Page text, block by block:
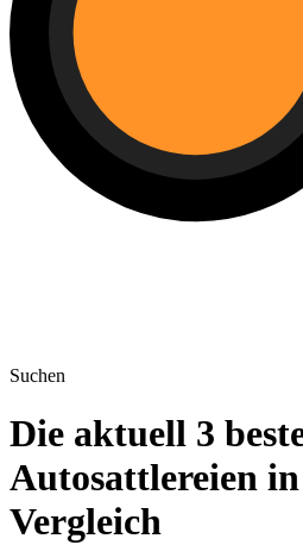
Suchen
Die aktuell 3
Autosattlereien
Vergleich